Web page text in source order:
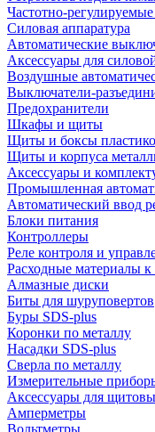
Частотно-регулируемые
Силовая аппаратура
Автоматические
Аксессуары для
Воздушные
Выключатели-
Предохранители
Шкафы и щиты
Щиты и боксы
Щиты и корпуса
Аксессуары и
Промышленная
Автоматический ввод
Блоки питания
Контроллеры
Реле контроля и
Расходные материалы к
Алмазные диски
Биты для шуруповертов
Буры SDS-plus
Коронки по металлу
Насадки SDS-plus
Сверла по металлу
Измерительные
Аксессуары для
Амперметры
Вольтметры